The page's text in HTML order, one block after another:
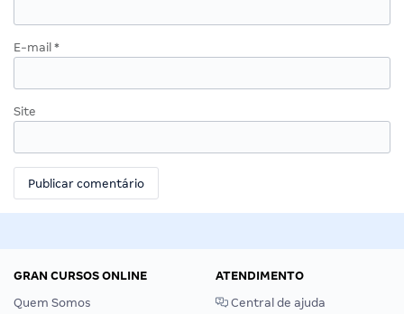
E-mail *
Site
GRAN CURSOS ONLINE
Quem Somos
ATENDIMENTO
Central de ajuda